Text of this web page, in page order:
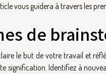
vous guidera à travers les
de
le but de votre travail et
signification. Identifiez à